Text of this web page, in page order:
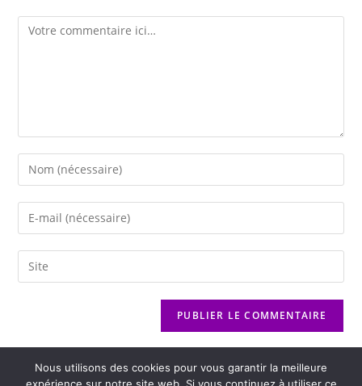
Nous utilisons des cookies pour vous garantir la meilleure